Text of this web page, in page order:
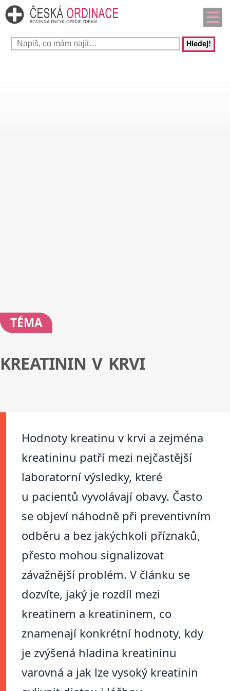
Hledej!
TÉMA
KREATININ V KRVI
Hodnoty kreatinu v krvi a zejména
kreatininu patří mezi nejčastější
laboratorní výsledky, které
u pacientů vyvolávají obavy. Často
se objeví náhodně při preventivním
odběru a bez jakýchkoli příznaků,
přesto mohou signalizovat
závažnější problém. V článku se
dozvíte, jaký je rozdíl mezi
kreatinem a kreatininem, co
znamenají konkrétní hodnoty, kdy
je zvýšená hladina kreatininu
varovná a jak lze vysoký kreatinin